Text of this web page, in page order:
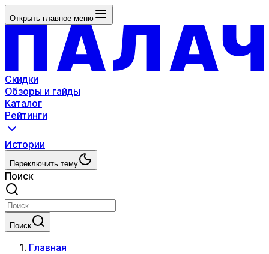
Открыть главное меню
Скидки
Обзоры и гайды
Каталог
Рейтинги
Истории
Переключить тему
Поиск
Поиск
Главная